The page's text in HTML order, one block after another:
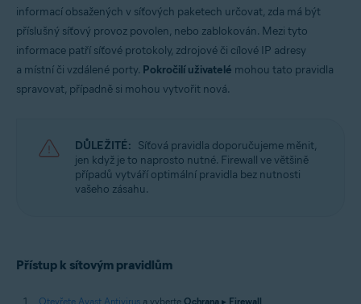
Avast Premium Security 23.x pro Windows
Operační systémy:
Microsoft Windows 10 Home / Pro / Enterprise / Education – 32/64bitová
Microsoft Windows 8 / Pro / Enterprise – 32/64bitová verze
Microsoft Windows 7 Home Basic / Home Premium / Professional /
Enterprise / Ultimate – Service Pack 1 s aktualizací Convenient Rollup
Update, 32/64bitová verze
informací obsažených v síťových paketech určovat, zda má být
příslušný síťový provoz povolen, nebo zablokován. Mezi tyto
informace patří síťové protokoly, zdrojové či cílové IP adresy
a místní či vzdálené porty. Pokročilí uživatelé mohou tato pravidla
spravovat, případně si mohou vytvořit nová.
DŮLEŽITÉ: Síťová pravidla doporučujeme měnit,
jen když je to naprosto nutné. Firewall ve většině
případů vytváří optimální pravidla bez nutnosti
vašeho zásahu.
Přístup k sítovým pravidlům
Otevřete Avast Antivirus a vyberte Ochrana ▸ Firewall.